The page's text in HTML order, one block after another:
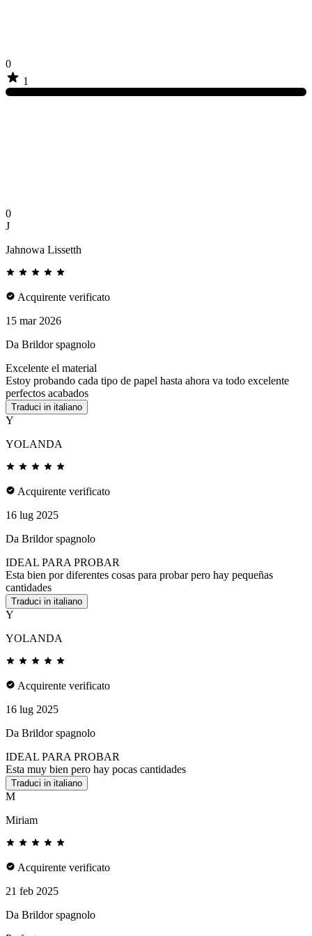
0
1
0
J
Jahnowa Lissetth
Acquirente verificato
15 mar 2026
Da Brildor spagnolo
Excelente el material
Estoy probando cada tipo de papel hasta ahora va todo excelente
perfectos acabados
Traduci in italiano
Y
YOLANDA
Acquirente verificato
16 lug 2025
Da Brildor spagnolo
IDEAL PARA PROBAR
Esta bien por diferentes cosas para probar pero hay pequeñas
cantidades
Traduci in italiano
Y
YOLANDA
Acquirente verificato
16 lug 2025
Da Brildor spagnolo
IDEAL PARA PROBAR
Esta muy bien pero hay pocas cantidades
Traduci in italiano
M
Miriam
Acquirente verificato
21 feb 2025
Da Brildor spagnolo